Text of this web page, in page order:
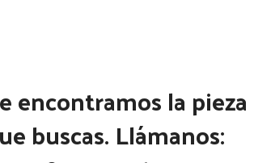
53356
Código Pieza: 53289
encontramos la pieza
buscas. Llámanos: